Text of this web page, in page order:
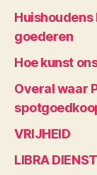
goederen
Hoe kunst
Overal waar
VRIJHEID
LIBRA